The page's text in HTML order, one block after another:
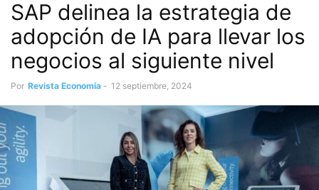
SAP delinea la estrategia de
adopción de IA para llevar los
negocios al siguiente nivel
Por Revista Economía - 12 septiembre, 2024